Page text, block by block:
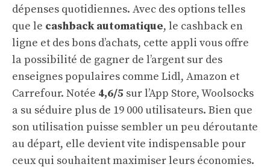
dépenses quotidiennes. Avec des options telles
que le cashback automatique, le cashback en
ligne et des bons d’achats, cette appli vous offre
la possibilité de gagner de l’argent sur des
enseignes populaires comme Lidl, Amazon et
Carrefour. Notée 4,6/5 sur l’App Store, Woolsocks
a su séduire plus de 19 000 utilisateurs. Bien que
son utilisation puisse sembler un peu déroutante
au départ, elle devient vite indispensable pour
ceux qui souhaitent maximiser leurs économies.